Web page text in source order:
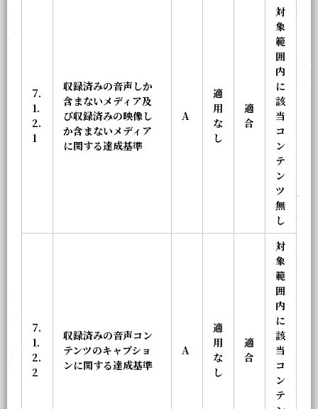
7.
1.
2.
1
収録済みの音声しか
含まないメディア及
び収録済みの映像し
か含まないメディア
に関する達成基準
A
適
用
な
し
適
合
対
象
範
囲
内
に
該
当
コ
ン
テ
ン
ツ
無
し
7.
1.
2.
2
収録済みの音声コン
テンツのキャプショ
ンに関する達成基準
A
適
用
な
し
適
合
対
象
範
囲
内
に
該
当
コ
ン
テ